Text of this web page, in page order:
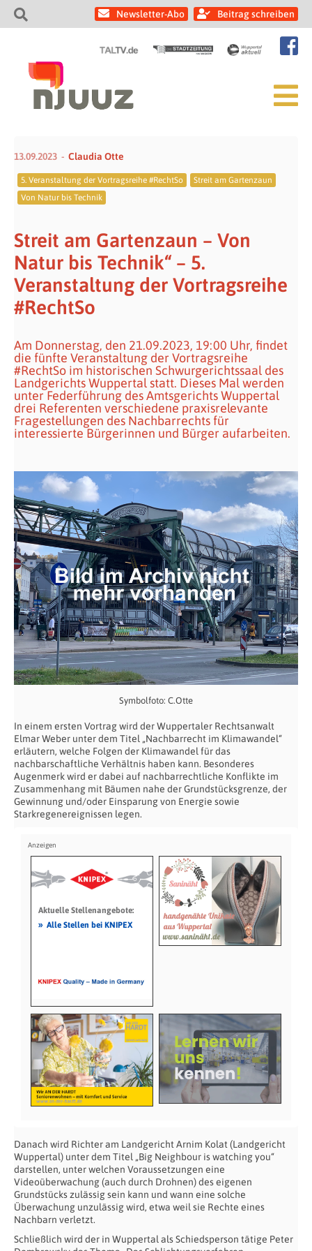
Newsletter-Abo Beitrag schreiben
13.09.2023 Claudia Otte
5. Veranstaltung der Vortragsreihe #RechtSo
Streit am Gartenzaun
Von Natur bis Technik
Streit am Gartenzaun – Von
Natur bis Technik“ – 5.
Veranstaltung der Vortragsreihe
#RechtSo
Am Donnerstag, den 21.09.2023, 19:00 Uhr, findet
die fünfte Veranstaltung der Vortragsreihe
#RechtSo im historischen Schwurgerichtssaal des
Landgerichts Wuppertal statt. Dieses Mal werden
unter Federführung des Amtsgerichts Wuppertal
drei Referenten verschiedene praxisrelevante
Fragestellungen des Nachbarrechts für
interessierte Bürgerinnen und Bürger aufarbeiten.
Symbolfoto: C.Otte
In einem ersten Vortrag wird der Wuppertaler Rechtsanwalt
Elmar Weber unter dem Titel „Nachbarrecht im Klimawandel“
erläutern, welche Folgen der Klimawandel für das
nachbarschaftliche Verhältnis haben kann. Besonderes
Augenmerk wird er dabei auf nachbarrechtliche Konflikte im
Zusammenhang mit Bäumen nahe der Grundstücksgrenze, der
Gewinnung und/oder Einsparung von Energie sowie
Starkregenereignissen legen.
Aktuelle Stellenangebote:
» Alle Stellen bei KNIPEX
Danach wird Richter am Landgericht Arnim Kolat (Landgericht
Wuppertal) unter dem Titel „Big Neighbour is watching you“
darstellen, unter welchen Voraussetzungen eine
Videoüberwachung (auch durch Drohnen) des eigenen
Grundstücks zulässig sein kann und wann eine solche
Überwachung unzulässig wird, etwa weil sie Rechte eines
Nachbarn verletzt.
Schließlich wird der in Wuppertal als Schiedsperson tätige Peter